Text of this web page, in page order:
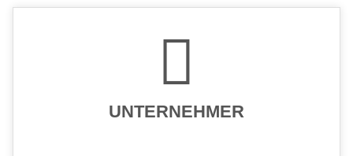
UNTERNEHMER